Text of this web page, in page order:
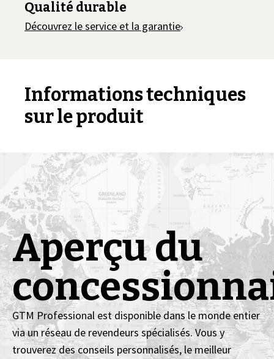
Qualité durable
Découvrez le service et la garantie
Informations techniques
sur le produit
Aperçu du
GTM Professional est disponible dans le monde entier
via un réseau de revendeurs spécialisés. Vous y
trouverez des conseils personnalisés, le meilleur